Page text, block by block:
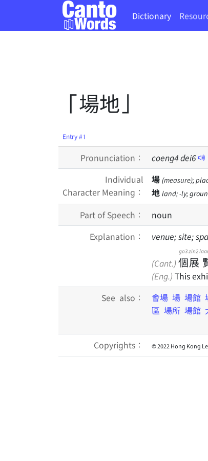
Dictionary
「場地」
Entry #1
Pronunciation： coeng4dei6
Individual
Character Meaning：
場 (measure);
地 land; -ly;
Part of Speech：
noun
Explanation：
venue; site;
(Cant.) 個
go3
展
zin2
(Eng.) This
See also：
會場 場 場館
區 場所 場館
Copyrights： © 2022 Hong Kong